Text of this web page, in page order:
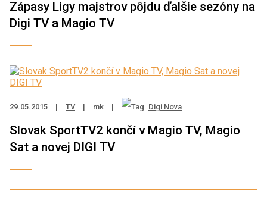
Zápasy Ligy majstrov pôjdu ďalšie sezóny na
Digi TV a Magio TV
29.05.2015 | TV | mk | Digi Nova
Slovak SportTV2 končí v Magio TV, Magio
Sat a novej DIGI TV